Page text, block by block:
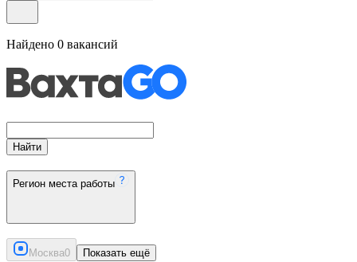
Найдено 0 вакансий
Найти
Регион места работы
Москва0 Показать ещё